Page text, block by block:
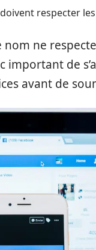
respecter
ne
important de
avant de